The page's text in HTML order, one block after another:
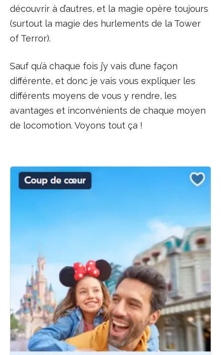
découvrir à d’autres, et la magie opère toujours
(surtout la magie des hurlements de la Tower
of Terror).
Sauf qu’à chaque fois j’y vais d’une façon
différente, et donc je vais vous expliquer les
différents moyens de vous y rendre, les
avantages et inconvénients de chaque moyen
de locomotion. Voyons tout ça !